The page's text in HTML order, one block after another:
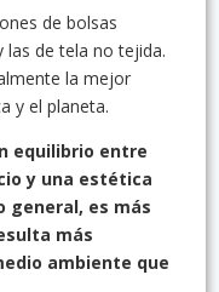
de bolsas
las de tela no tejida.
la mejor
y el planeta.
equilibrio entre
y una estética
general, es más
más
ambiente que